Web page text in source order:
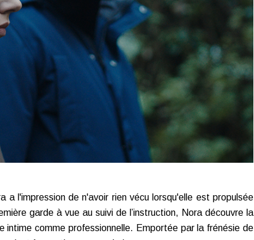
a l'impression de n'avoir rien vécu lorsqu'elle est propulsée
garde à vue au suivi de l’instruction, Nora découvre la
intime comme professionnelle. Emportée par la frénésie de